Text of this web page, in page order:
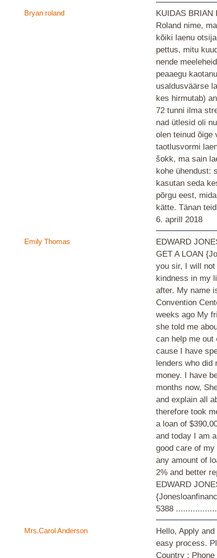
Bryan roland
KUIDAS BRIAN
Roland nime,
kõiki laenu
pettus, mitu
nende
peaaegu
usaldusväärse
kes hirmutab)
72 tunni ilma
nad ütlesid oli
olen teinud õige
taotlusvormi
šokk, ma sain
kohe ühendust:
kasutan seda
põrgu eest,
kätte. Tänan
6. aprill 2018
Emily Thomas
EDWARD
GET A LOAN
you sir, I will
kindness in my
after. My name
Convention
weeks ago My
she told me
can help me
cause I have
lenders who did
money. I have
months now,
and explain all
therefore took
a loan of
and today I am
good care of
any amount of
2% and better
EDWARD
5388
Mrs.Carol Anderson
Hello, Apply
easy process.
Country :